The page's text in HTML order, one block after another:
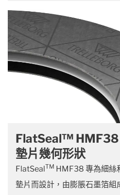
FlatSeal™ HMF38
墊片幾何形狀
FlatSealTM HMF38 專為細絲
墊片而設計，由膨脹石墨箔組